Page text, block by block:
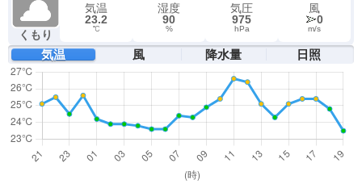
くもり
気温
23.2
℃
湿度
90
%
気圧
975
hPa
風
0
m/s
気温 風 降水量 日照